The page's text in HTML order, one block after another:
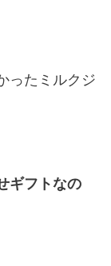
ったミルクジ
ギフトなの